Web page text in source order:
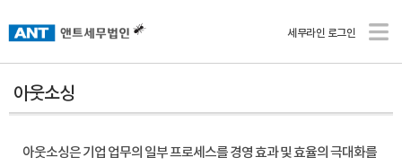
세무라인 로그인
아웃소싱
아웃소싱은 기업 업무의 일부 프로세스를 경영 효과 및 효율의 극대화를